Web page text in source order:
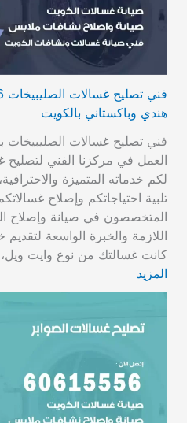
هندي وباكستاني بالكويت
فني تصليح غسالات الصليبيخات
العمل في مركزنا الفني لتصليح
لكم خدماته المتميزة
تلبية احتياجاتكم وإصلاح
المتخصصون في صيانة وإصلاح
اللازمة والخبرة الواسعة
كانت غسالتك من نوع وايت
المزيد